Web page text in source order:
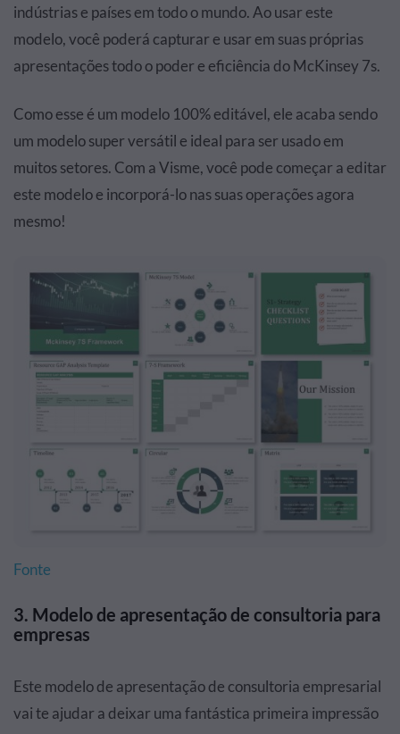
indústrias e países em todo o mundo. Ao usar este
modelo, você poderá capturar e usar em suas próprias
apresentações todo o poder e eficiência do McKinsey 7s.
Como esse é um modelo 100% editável, ele acaba sendo
um modelo super versátil e ideal para ser usado em
muitos setores. Com a Visme, você pode começar a editar
este modelo e incorporá-lo nas suas operações agora
mesmo!
Fonte
3. Modelo de apresentação de consultoria para
empresas
Este modelo de apresentação de consultoria empresarial
vai te ajudar a deixar uma fantástica primeira impressão